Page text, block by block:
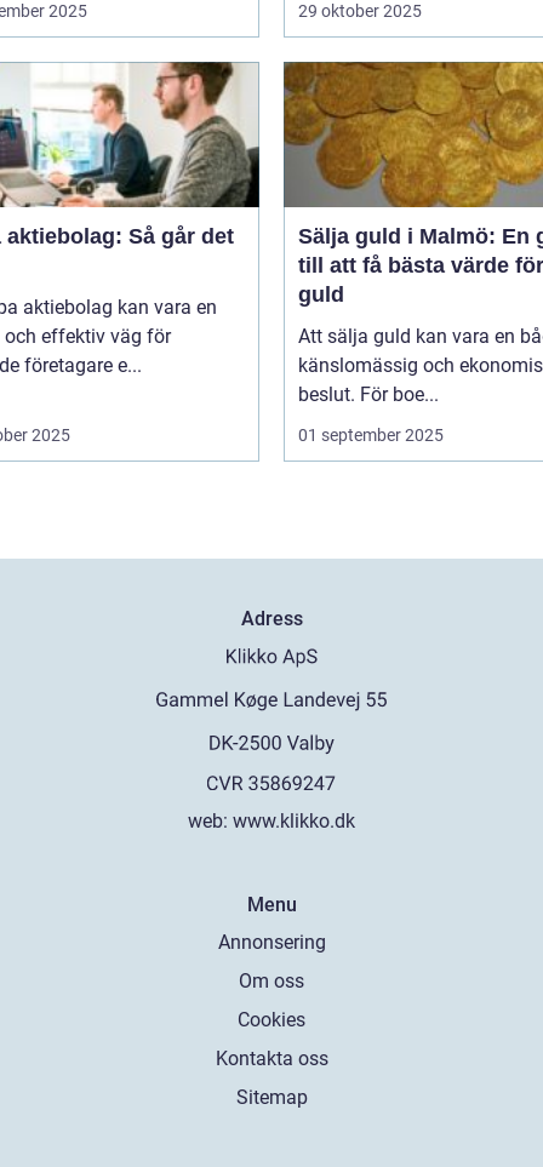
2025 29 oktober 2025
aktiebolag: Så går det
aktiebolag kan vara en
och effektiv väg för
företagare e...
2025
Sälja guld i Malmö: En
till att få bästa värde
guld
Att sälja guld kan vara en
känslomässig och
beslut. För boe...
01 september 2025
Adress
web: www.klikko.dk
Menu
Annonsering
Om oss
Cookies
Kontakta oss
Sitemap